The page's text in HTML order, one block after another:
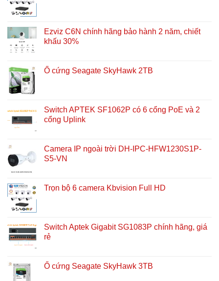
Ezviz C6N chính hãng bảo hành 2 năm, chiết
khấu 30%
Ổ cứng Seagate SkyHawk 2TB
Switch APTEK SF1062P có 6 cổng PoE và 2
cổng Uplink
Camera IP ngoài trời DH-IPC-HFW1230S1P-
S5-VN
Trọn bộ 6 camera Kbvision Full HD
Switch Aptek Gigabit SG1083P chính hãng, giá
rẻ
Ổ cứng Seagate SkyHawk 3TB